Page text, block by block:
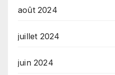
août 2024
juillet 2024
juin 2024